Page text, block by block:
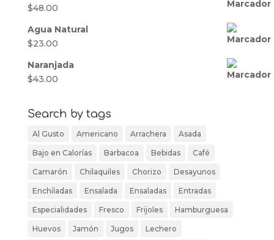
$48.00
Agua Natural
$23.00
Naranjada
$43.00
Search by tags
Al Gusto Americano Arrachera Asada
Bajo en Calorías Barbacoa Bebidas Café
Camarón Chilaquiles Chorizo Desayunos
Enchiladas Ensalada Ensaladas Entradas
Especialidades Fresco Frijoles Hamburguesa
Huevos Jamón Jugos Lechero